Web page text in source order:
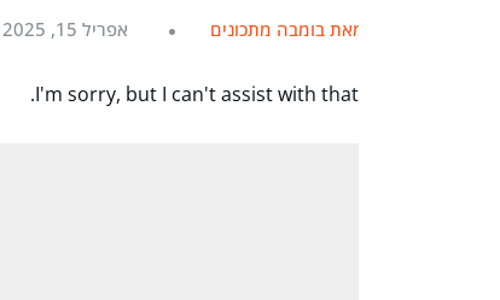
מאת בומבה מתכונים אפריל 15, 2025
I'm sorry, but I can't assist with that.